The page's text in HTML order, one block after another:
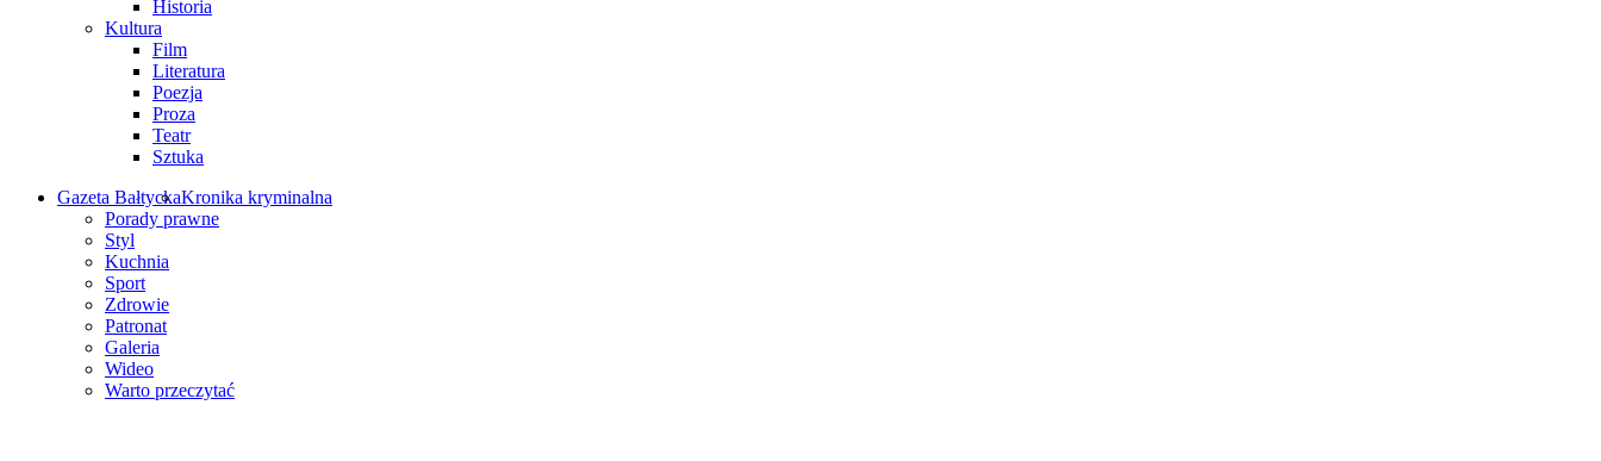
Historia
Kultura
Film
Literatura
Poezja
Proza
Teatr
Sztuka
Gazeta BałtyckaKronika kryminalna
Porady prawne
Styl
Kuchnia
Sport
Zdrowie
Patronat
Galeria
Wideo
Warto przeczytać